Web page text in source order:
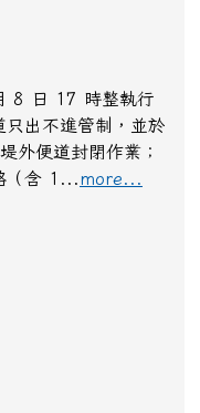
8 日 17 時整執行
只出不進管制，並於
外便道封閉作業；
（含 1...more...